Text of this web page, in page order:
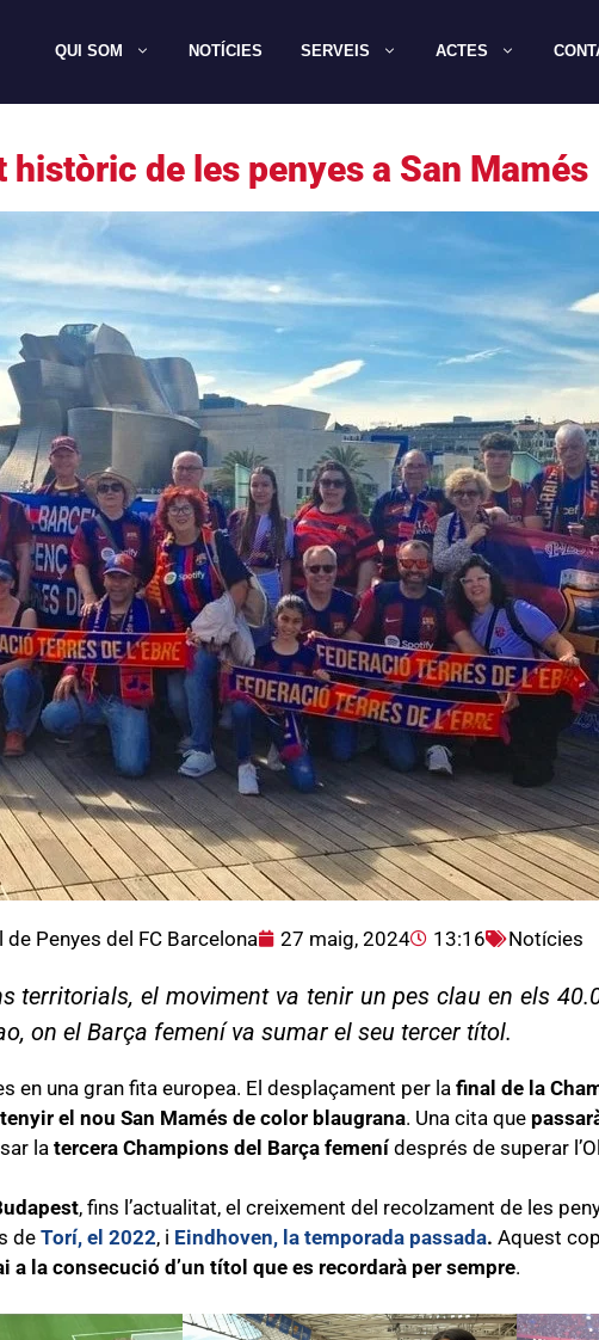
QUI SOM NOTÍCIES SERVEIS ACTES
històric de les penyes a San Mamés
Penyes del FC Barcelona 27 maig, 2024 13:16 Notícies
territorials, el moviment va tenir un pes clau en els
on el Barça femení va sumar el seu tercer títol.
en una gran fita europea. El desplaçament per la final de la
el nou San Mamés de color blaugrana. Una cita que
la tercera Champions del Barça femení després de superar
, fins l’actualitat, el creixement del recolzament de les
de Torí, el 2022, i Eindhoven, la temporada passada. Aquest
la consecució d’un títol que es recordarà per sempre.